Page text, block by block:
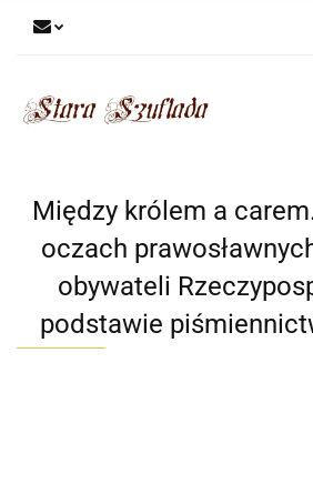
Między królem a
oczach
obywateli
podstawie